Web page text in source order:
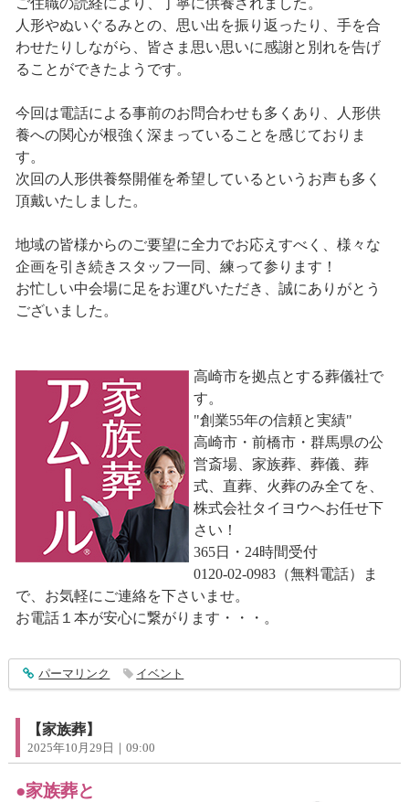
ご住職の読経により、丁寧に供養されました。
人形やぬいぐるみとの、思い出を振り返ったり、手を合
わせたりしながら、皆さま思い思いに感謝と別れを告げ
ることができたようです。
今回は電話による事前のお問合わせも多くあり、人形供
養への関心が根強く深まっていることを感じておりま
す。
次回の人形供養祭開催を希望しているというお声も多く
頂戴いたしました。
地域の皆様からのご要望に全力でお応えすべく、様々な
企画を引き続きスタッフ一同、練って参ります！
お忙しい中会場に足をお運びいただき、誠にありがとう
ございました。
高崎市を拠点とする葬儀社で
す。
"創業55年の信頼と実績"
高崎市・前橋市・群馬県の公
営斎場、家族葬、葬儀、葬
式、直葬、火葬のみ全てを、
株式会社タイヨウへお任せ下
さい！
365日・24時間受付
0120-02-0983（無料電話）ま
で、お気軽にご連絡を下さいませ。
お電話１本が安心に繋がります・・・。
entry5030
パーマリンク イベント
【家族葬】
2025年10月29日｜09:00
●家族葬と